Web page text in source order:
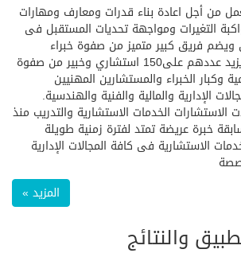
من أجل اعادة بناء قدرات ومعارف ومهارات
التغيرات ومواجهة تحديات المستقبل فى
ويضم فريق كبير متميز من صفوة خبراء
الاستشارات والتدريب يزيد عددهم على150 استشاري وخبير من صفوة
وكبار الخبراء والمستشارين المهنيين
الإدارية والمالية والفنية والهندسية.
الاستشارات الخدمات الاستشارية والتدريب منذ
سابقة خبرة عريضة تمتد لفترة زمنية طويلة
الاستشارية فى كافة المجالات الإدارية
المزيد »